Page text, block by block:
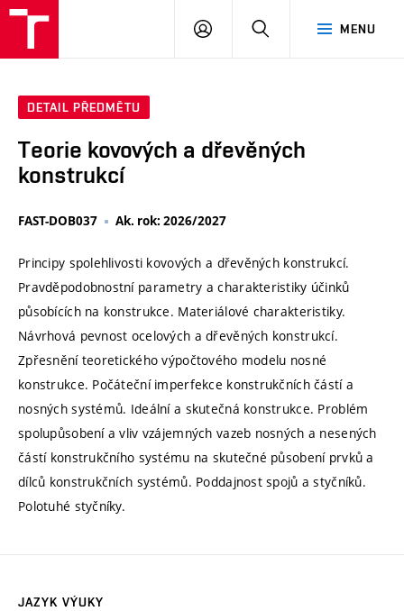
MENU
PŘIHLÁSIT
DETAIL PŘEDMĚTU
Teorie kovových a dřevěných
konstrukcí
FAST-DOB037 Ak. rok: 2026/2027
Principy spolehlivosti kovových a dřevěných konstrukcí.
Pravděpodobnostní parametry a charakteristiky účinků
působících na konstrukce. Materiálové charakteristiky.
Návrhová pevnost ocelových a dřevěných konstrukcí.
Zpřesnění teoretického výpočtového modelu nosné
konstrukce. Počáteční imperfekce konstrukčních částí a
nosných systémů. Ideální a skutečná konstrukce. Problém
spolupůsobení a vliv vzájemných vazeb nosných a nesených
částí konstrukčního systému na skutečné působení prvků a
dílců konstrukčních systémů. Poddajnost spojů a styčníků.
Polotuhé styčníky.
JAZYK VÝUKY